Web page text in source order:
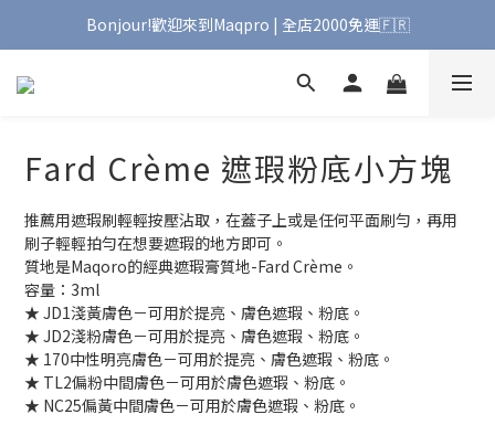
Bonjour!歡迎來到Maqpro | 全店2000免運🇫🇷
Bonjour!歡迎來到Maqpro | 全店2000免運🇫🇷
台北台中皆可預約🌟專業彩妝教學 | 團體課程｜預約試妝服務
Fard Crème 遮瑕粉底小方塊
推薦用遮瑕刷輕輕按壓沾取，在蓋子上或是任何平面刷勻，再用
刷子輕輕拍勻在想要遮瑕的地方即可。
質地是Maqoro的經典遮瑕膏質地-Fard Crème。
容量：3ml
★ JD1淺黃膚色－可用於提亮、膚色遮瑕、粉底。
★ JD2淺粉膚色－可用於提亮、膚色遮瑕、粉底。
★ 170中性明亮膚色－可用於提亮、膚色遮瑕、粉底。
★ TL2偏粉中間膚色－可用於膚色遮瑕、粉底。
★ NC25偏黃中間膚色－可用於膚色遮瑕、粉底。